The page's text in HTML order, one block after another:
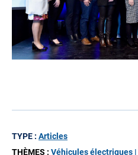
TYPE : Articles
THÈMES : Véhicules électriques |